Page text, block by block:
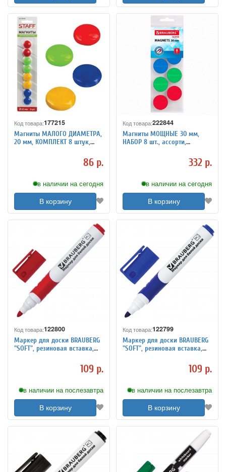
Код товара:177215
Магниты МАЛОГО ДИАМЕТРА,
20 мм, КОМПЛЕКТ 8 штук,
86 р.
в наличии на сегодня
В корзину
Код товара:222844
Магниты МОЩНЫЕ 30 мм,
НАБОР 8 шт., ассорти,
332 р.
в наличии на сегодня
В корзину
Код товара:122800
Маркер для доски BRAUBERG
"SOFT", резиновая вставка,
109 р.
в наличии на послезавтра
В корзину
Код товара:122799
Маркер для доски BRAUBERG
"SOFT", резиновая вставка,
109 р.
в наличии на послезавтра
В корзину